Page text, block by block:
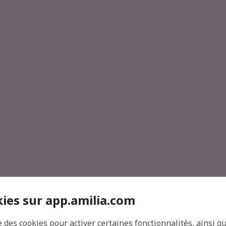
sur app.amilia.com
cookies pour activer certaines fonctionnalités, ainsi